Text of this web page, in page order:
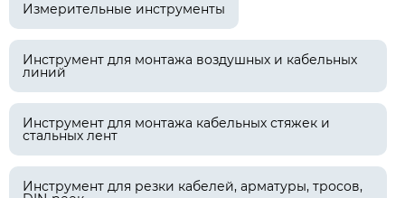
Измерительные инструменты
Инструмент для монтажа воздушных и кабельных
линий
Инструмент для монтажа кабельных стяжек и
стальных лент
Инструмент для резки кабелей, арматуры, тросов,